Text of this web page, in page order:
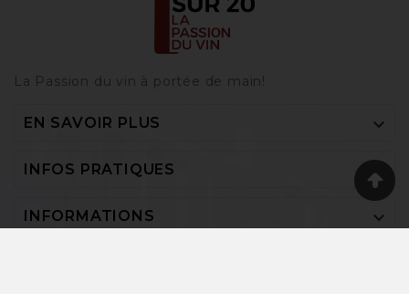
La Passion du vin à portée de main‎!
EN SAVOIR PLUS 
INFOS PRATIQUES 
INFORMATIONS 